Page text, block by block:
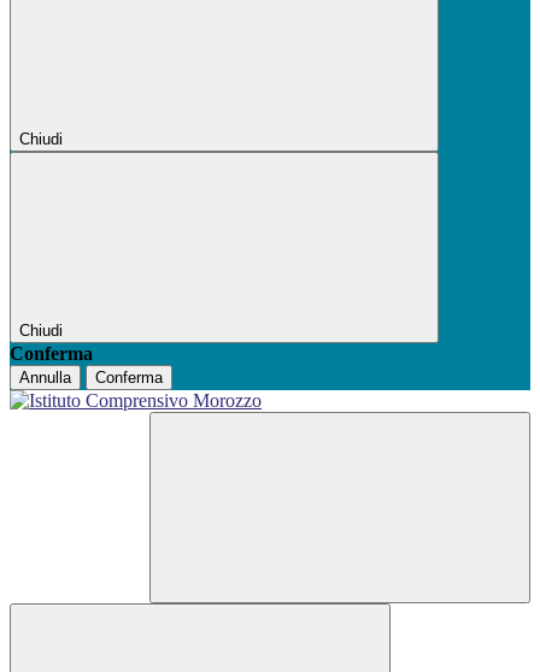
Chiudi
Chiudi
Conferma
Annulla Conferma